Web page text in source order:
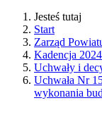
Jesteś tutaj
Start
Zarząd
Kadencja
Uchwały i
Uchwała Nr
wykonania